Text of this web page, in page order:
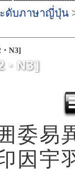
Yume
ดับภาษาญี่ปุ่น
N3]
委易
因 宇